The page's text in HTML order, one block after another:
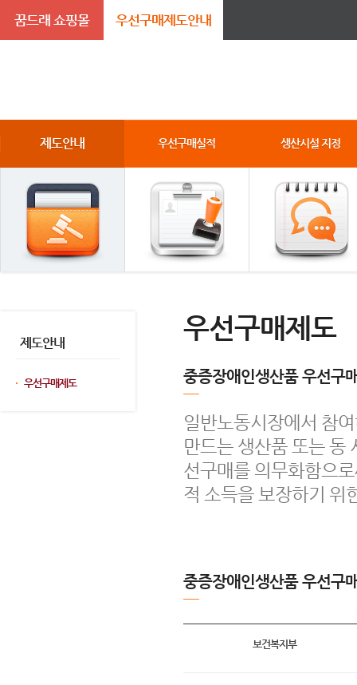
꿈드래 쇼핑몰 우선구매제도안내
제도안내 우선구매실적 생산시설 지정
제도안내
우선구매제도
우선구매제도
중증장애인생산품 우선구
일반노동시장에서 참
만드는 생산품 또는 동
선구매를 의무화함으
적 소득을 보장하기 위
중증장애인생산품 우선구
보건복지부